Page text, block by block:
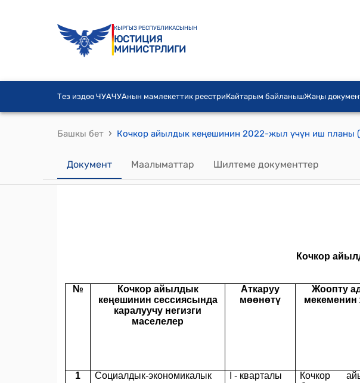
КЫРГЫЗ РЕСПУБЛИКАСЫНЫН
ЮСТИЦИЯ
МИНИСТРЛИГИ
Тез издөө ЧУАЧУАнын мамлекеттик реестриКайтарым байланышЖаңы
Башкы бет ›
Документ Маалыматтар Шилтеме документтер